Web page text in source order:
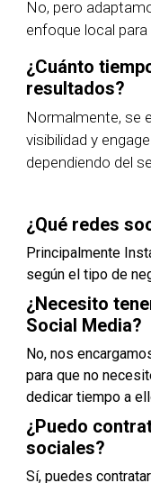
No, pero
enfoque local
¿Cuánto
resultados?
Normalmente, se
visibilidad y
dependiendo del
¿Qué redes
Principalmente
según el tipo de
¿Necesito
Social Media?
No, nos
para que no
dedicar tiempo a
¿Puedo
sociales?
Sí, puedes